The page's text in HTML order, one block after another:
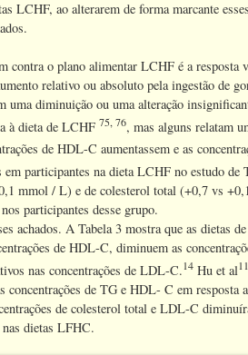
LCHF, ao alterarem de forma marcante
contra o plano alimentar LCHF é a resposta
relativo ou absoluto pela ingestão de
uma diminuição ou uma alteração
à dieta de LCHF 75, 76, mas alguns relatam
de HDL-C aumentassem e as
participantes na dieta LCHF no estudo de
mmol / L) e de colesterol total (+0,7 vs
participantes desse grupo.
achados. A Tabela 3 mostra que as dietas
de HDL-C, diminuem as
nas concentrações de LDL-C.14 Hu et al11
concentrações de TG e HDL- C em resposta
de colesterol total e LDL-C
dietas LFHC.